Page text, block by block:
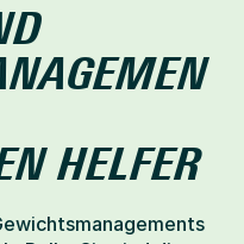
HELFER